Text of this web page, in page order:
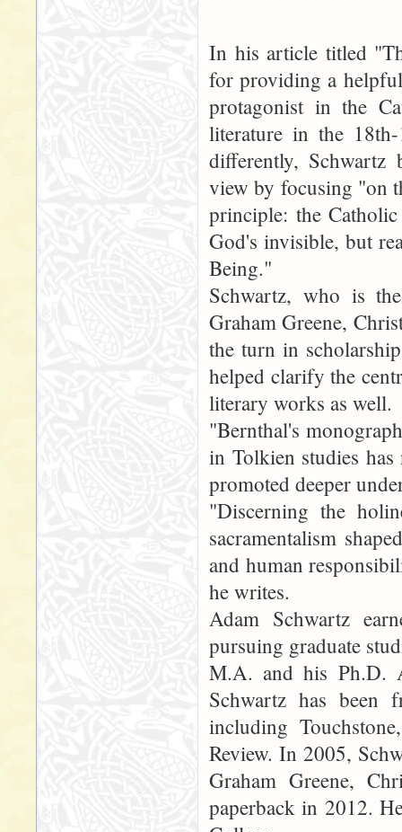
In his article titled
for providing a
protagonist in the
literature in the
differently, Schwartz
view by focusing "on
principle: the
God's invisible, but
Being."
Schwartz, who is
Graham Greene,
the turn in
helped clarify the
literary works as well.
"Bernthal's
in Tolkien studies
promoted deeper
"Discerning the
sacramentalism
and human
he writes.
Adam Schwartz
pursuing graduate
M.A. and his Ph.D.
Schwartz has been
including
Review. In 2005,
Graham Greene,
paperback in 2012.